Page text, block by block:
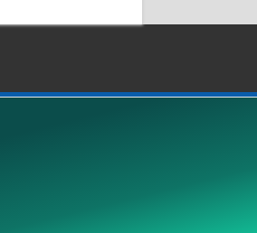
studio